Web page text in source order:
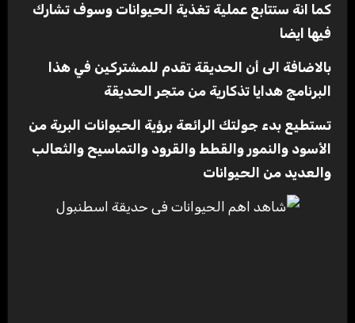
كما انة ستتابع عملية تغذية الحيوانات وسوف تشارك
فيها ايضا
بالاضافة الى أن الحديقة تقدم للمشتركين في هذا
البرنامج هدايا تذكارية من متجر الحديقة
تستطيع بدء جولتك الرائعة برؤية الحيوانات البرية من
الأسود والنمور والقطط والقرود والتماسيح والثعالب
والعديد من الحيوانات